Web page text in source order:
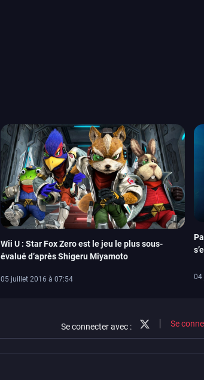
Wii U : Star Fox Zero est le jeu le plus sous-
évalué d’après Shigeru Miyamoto
05 juillet 2016 à 07:54 04
Se connecter avec : Se